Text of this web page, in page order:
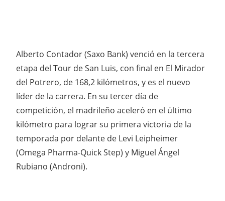
Alberto Contador (Saxo Bank) venció en la tercera
etapa del Tour de San Luis, con final en El Mirador
del Potrero, de 168,2 kilómetros, y es el nuevo
líder de la carrera. En su tercer día de
competición, el madrileño aceleró en el último
kilómetro para lograr su primera victoria de la
temporada por delante de Levi Leipheimer
(Omega Pharma-Quick Step) y Miguel Ángel
Rubiano (Androni).